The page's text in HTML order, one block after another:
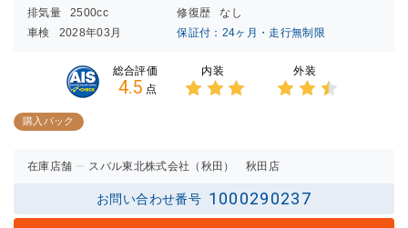
排気量
2500cc 修復歴
なし
車検
2028年03月 保証付：24ヶ月・走行無制限
総合評価
4.5 点
内装 外装
購入パック
在庫店舗 スバル東北株式会社（秋田） 秋田店
お問い合わせ番号 1000290237